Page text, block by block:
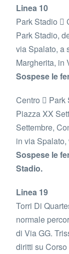
Linea 10
Park Stadio 
Park Stadio,
via Spalato, a
Margherita, in
Sospese le
Centro  Park
Piazza XX
Settembre,
in via
Sospese le
Stadio.
Linea 19
Torri Di
normale
di Via GG.
diritti su